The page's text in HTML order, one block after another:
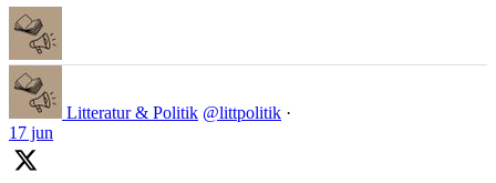
Litteratur & Politik @littpolitik ·
17 jun